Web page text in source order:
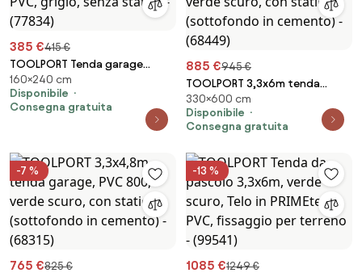
385 €415 €
TOOLPORT Tenda garage
1,6x2,4m, Telo in PVC, grigio,
senza statica - (77834)
160×240 cm
Disponibile
Consegna gratuita
885 €945 €
TOOLPORT 3,3x6m tenda
garage, PVC 800, verde scuro,
con statica (sottofondo in
cemento) - (68449)
330×600 cm
Disponibile
Consegna gratuita
-7 %
765 €825 €
-13 %
1085 €1249 €